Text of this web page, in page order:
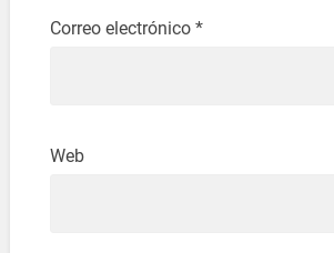
Correo electrónico *
Web